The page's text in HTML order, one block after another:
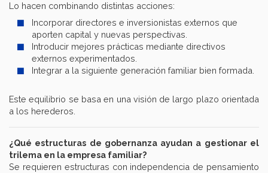
Lo hacen combinando distintas acciones:
Incorporar directores e inversionistas externos que
aporten capital y nuevas perspectivas.
Introducir mejores prácticas mediante directivos
externos experimentados.
Integrar a la siguiente generación familiar bien formada.
Este equilibrio se basa en una visión de largo plazo orientada
a los herederos.
¿Qué estructuras de gobernanza ayudan a gestionar el
trilema en la empresa familiar?
Se requieren estructuras con independencia de pensamiento